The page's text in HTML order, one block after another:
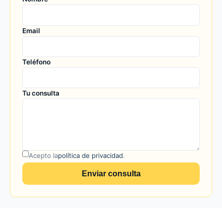
Email
Teléfono
Tu consulta
Acepto lapolítica de privacidad.
Enviar consulta